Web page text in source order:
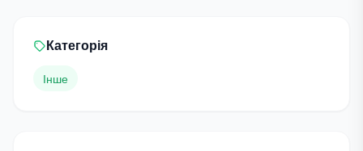
Категорія
Інше